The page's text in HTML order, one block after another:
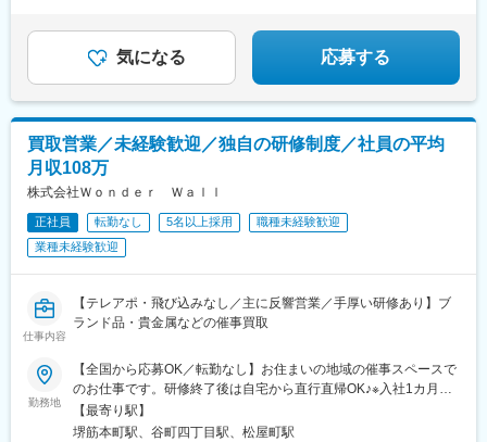
気になる 応募する
買取営業／未経験歓迎／独自の研修制度／社員の平均
月収108万
株式会社Ｗｏｎｄｅｒ Ｗａｌｌ
正社員 転勤なし 5名以上採用
職種未経験歓迎
業種未経験歓迎
仕事内容
【テレアポ・飛び込みなし／主に反響営業／手厚い研修あり】ブ
ランド品・貴金属などの催事買取
勤務地
【全国から応募OK／転勤なし】お住まいの地域の催事スペースで
のお仕事です。研修終了後は自宅から直行直帰OK♪※入社1カ月目
～最長3カ月目までは大阪本社で研修を受けていただきます。その
間のお住まいなどは会社でご用意しますのでご安心ください（自
【最寄り駅】
堺筋本町駅、谷町四丁目駅、松屋町駅